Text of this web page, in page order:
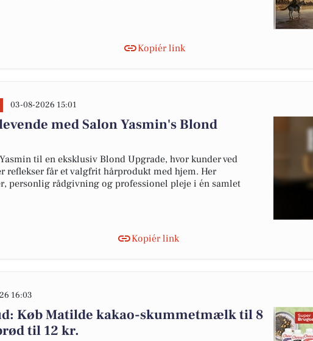
Kopiér link
03-08-2026 15:01
med Salon Yasmin's Blond
til en eksklusiv Blond Upgrade, hvor kunder ved
reflekser får et valgfrit hårprodukt med hjem. Her
personlig rådgivning og professionel pleje i én samlet
Kopiér link
16:03
Køb Matilde kakao-skummetmælk til 8
til 12 kr.